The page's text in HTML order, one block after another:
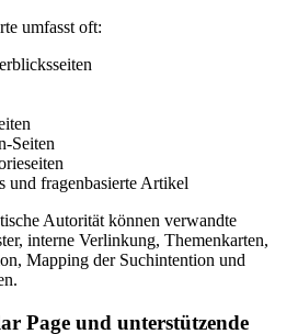
umfasst oft:
Seiten
und fragenbasierte Artikel
Autorität können verwandte
interne Verlinkung, Themenkarten,
Mapping der Suchintention und
Page und unterstützende